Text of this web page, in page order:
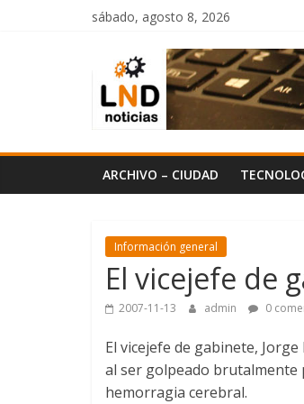
sábado, agosto 8, 2026
LND
Noticias
ARCHIVO – CIUDAD
Información general
El vicejefe de
2007-11-13 admin 0
El vicejefe de gabinete,
al ser golpeado
hemorragia cerebral.